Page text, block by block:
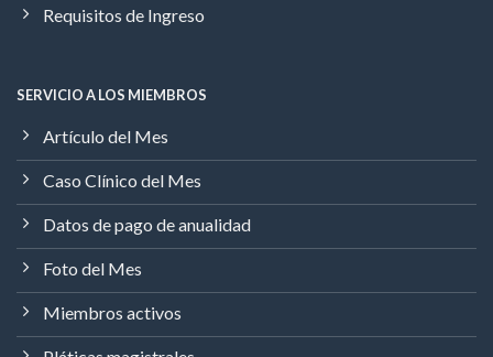
Requisitos de Ingreso
SERVICIO A LOS MIEMBROS
Artículo del Mes
Caso Clínico del Mes
Datos de pago de anualidad
Foto del Mes
Miembros activos